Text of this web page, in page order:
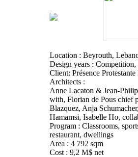
Location : Beyrouth,
Design years :
Client: Présence
Architects :
Anne Lacaton & Jean-
with, Florian de Pous chief
Blazquez, Anja
Hamamsi, Isabelle Ho,
Program : Classrooms,
restaurant, dwellings
Area : 4 792 sqm
Cost : 9,2 M$ net